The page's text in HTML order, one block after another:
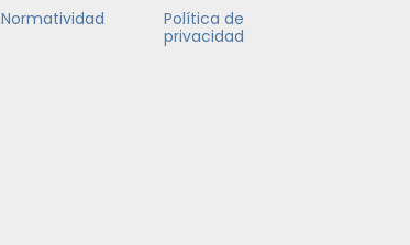
Normatividad
Política de
privacidad